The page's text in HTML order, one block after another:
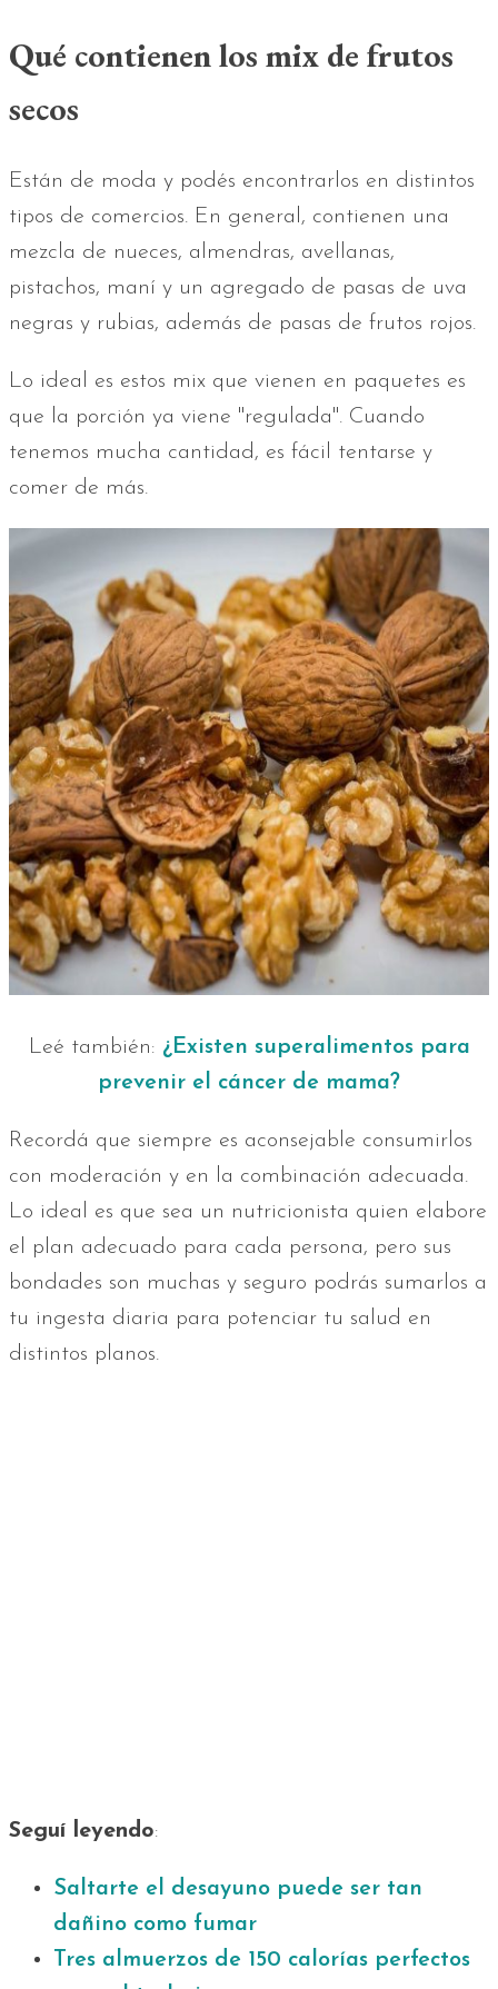
Qué contienen los mix de frutos
secos
Están de moda y podés encontrarlos en distintos
tipos de comercios. En general, contienen una
mezcla de nueces, almendras, avellanas,
pistachos, maní y un agregado de pasas de uva
negras y rubias, además de pasas de frutos rojos.
Lo ideal es estos mix que vienen en paquetes es
que la porción ya viene "regulada". Cuando
tenemos mucha cantidad, es fácil tentarse y
comer de más.
Leé también: ¿Existen superalimentos para
prevenir el cáncer de mama?
Recordá que siempre es aconsejable consumirlos
con moderación y en la combinación adecuada.
Lo ideal es que sea un nutricionista quien elabore
el plan adecuado para cada persona, pero sus
bondades son muchas y seguro podrás sumarlos a
tu ingesta diaria para potenciar tu salud en
distintos planos.
Seguí leyendo:
Saltarte el desayuno puede ser tan
dañino como fumar
Tres almuerzos de 150 calorías perfectos